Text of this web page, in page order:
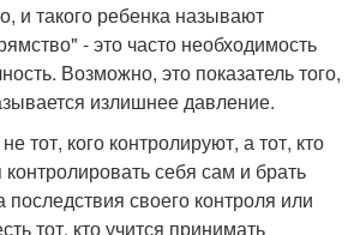
и такого ребенка называют
- это часто необходимость
Возможно, это показатель того,
излишнее давление.
тот, кого контролируют, а тот, кто
себя сам и брать
последствия своего контроля или
тот, кто учится принимать